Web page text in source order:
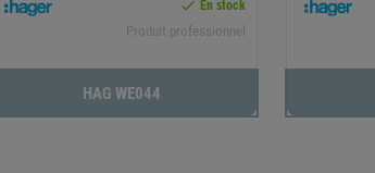
 En stock
Produit professionnel
HAG WE044